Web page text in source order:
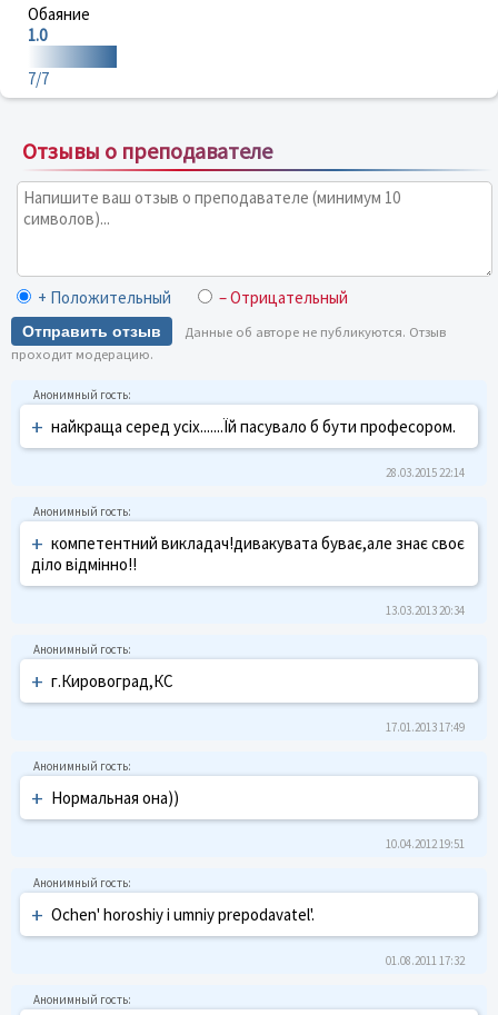
Обаяние
1.0
7/7
Отзывы о преподавателе
+ Положительный – Отрицательный
Отправить отзыв
Данные об авторе не публикуются. Отзыв
проходит модерацию.
+ найкраща серед усіх.......Їй пасувало б бути професором.
28.03.2015 22:14
+ компетентний викладач!дивакувата буває,але знає своє
діло відмінно!!
13.03.2013 20:34
+ г.Кировоград,КС
17.01.2013 17:49
+ Нормальная она))
10.04.2012 19:51
+ Ochen' horoshiy i umniy prepodavatel'.
01.08.2011 17:32